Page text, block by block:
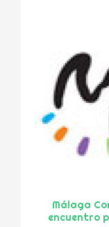
Málaga
encuentro